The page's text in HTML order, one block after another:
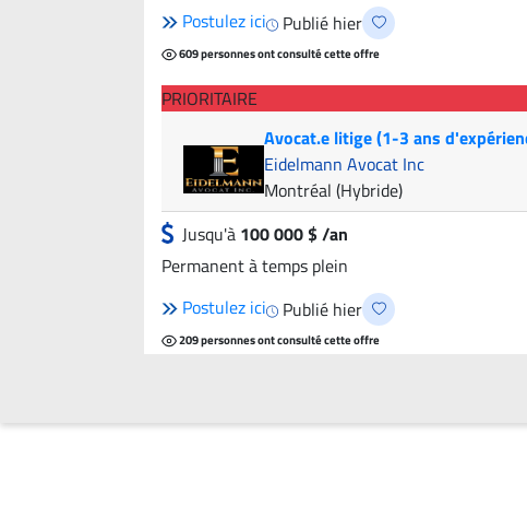
Postulez ici
Publié hier
609 personnes ont consulté cette offre
PRIORITAIRE
Avocat.e litige (1-3 ans
Eidelmann Avocat Inc
Montréal (Hybride)
Jusqu'à 100 000 $ /an
Permanent à temps plein
Postulez ici
Publié hier
209 personnes ont consulté cette offre